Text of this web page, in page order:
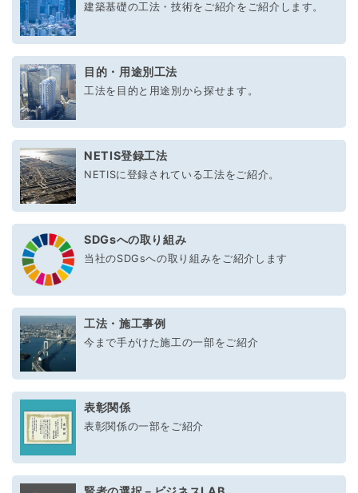
建築基礎の工法・技術をご紹介をご紹介します。
目的・用途別工法
工法を目的と用途別から探せます。
NETIS登録工法
NETISに登録されている工法をご紹介。
SDGsへの取り組み
当社のSDGsへの取り組みをご紹介します
工法・施工事例
今まで手がけた施工の一部をご紹介
表彰関係
表彰関係の一部をご紹介